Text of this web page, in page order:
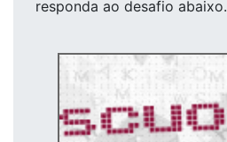
responda ao desafio abaixo.